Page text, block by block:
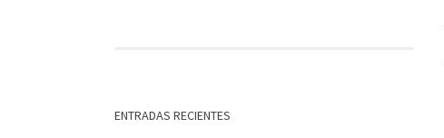
ENTRADAS RECIENTES